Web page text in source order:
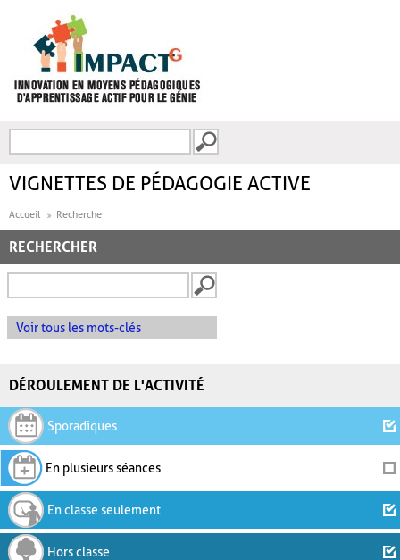
FORMULAIRE DE
VIGNETTES DE PÉDAGOGIE ACTIVE
Accueil Recherche
RECHERCHER
Voir tous les mots-clés
DÉROULEMENT DE L'ACTIVITÉ
Sporadiques
En plusieurs séances
En classe seulement
Hors classe